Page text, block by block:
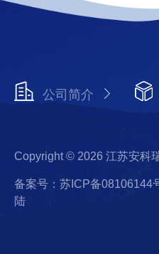
公司简介
Copyright © 2026 江苏安科
备案号：苏ICP备08106144
陆